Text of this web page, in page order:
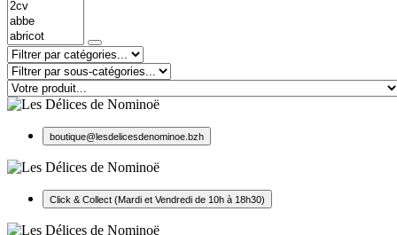
boutique@lesdelicesdenominoe.bzh
Click & Collect (Mardi et Vendredi de 10h à 18h30)